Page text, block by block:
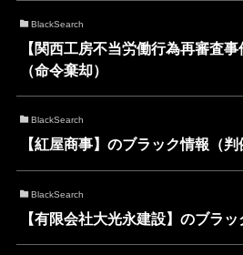
BlackSearch
【関西工房不当労働行為再審査
（命令棄却）
BlackSearch
【紅屋商事】のブラック情報（判
BlackSearch
【有限会社大光永建設】のブラッ